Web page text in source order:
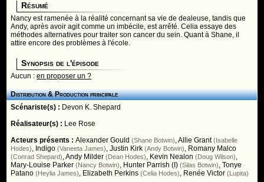
Résumé
Nancy est ramenée à la réalité concernant sa vie de dealeuse, tandis que
Andy, après avoir agit comme un imbécile, est arrêté. Celia essaye des
méthodes alternatives pour traiter son cancer du sein. Quant à Shane, il
attire encore des problèmes à l'école.
Synopsis de l'épisode
Aucun :en proposer un ?
Distribution & Production principale
Scénariste(s) : Devon K. Shepard
Réalisateur(s) : Lee Rose
Acteurs présents :Alexander Gould (Shane Botwin),Allie Grant (Isabelle
Hodes), Indigo (Vaneeta James),Justin Kirk (Andy Botwin), Romany Malco
(Conrad Shepard),Andy Milder (Dean Hodes), Kevin Nealon (Doug Wilson),
Mary-Louise Parker (Nancy Botwin), Hunter Parrish (I) (Silas Botwin),Tonye
Patano (Heylia James), Elizabeth Perkins (Celia Hodes), Renée Victor (Lupita)